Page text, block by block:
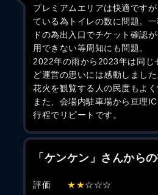
プレミアムエリアは快適です
ている為トイレの数に問題。
ドの為出入口でチケット確認
用できない等周知にも問題。
2022年の雨から2023年は同じ
ど運営の思いには感動しました
花火を観覧する人の民度もよく
また、会場内駐車場から亘理
行程でリピートです。
「ケンケン」さんから
評価 ★★☆☆☆